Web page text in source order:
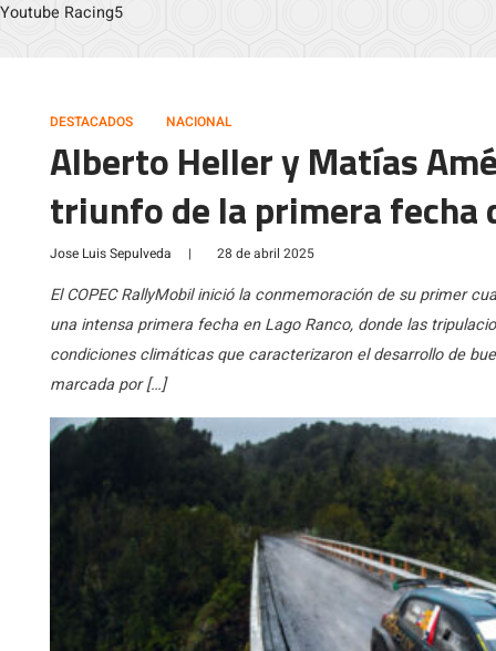
Youtube Racing5
DESTACADOS NACIONAL
Alberto Heller y Matías
triunfo de la primera fecha
Jose Luis Sepulveda | 28 de abril 2025
El COPEC RallyMobil inició la conmemoración de su primer
una intensa primera fecha en Lago Ranco, donde las
condiciones climáticas que caracterizaron el desarrollo de
marcada por […]